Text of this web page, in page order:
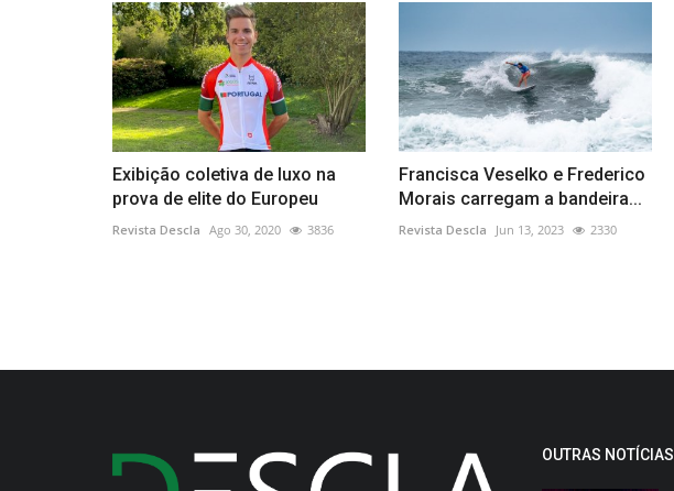
Exibição coletiva de luxo na
prova de elite do Europeu
Revista Descla Ago 30, 2020 3836
Francisca Veselko e Frederico
Morais carregam a bandeira...
Revista Descla Jun 13, 2023 2330
OUTRAS NOTÍCIAS